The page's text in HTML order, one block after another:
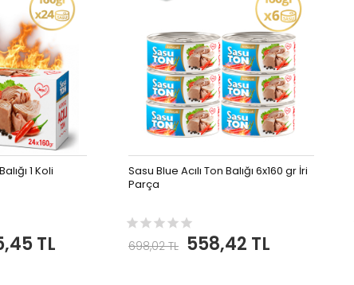
1 Koli
TL
Sasu Blue Acılı Ton Balığı 6x160 gr İri
Parça
698,02 TL 558,42 TL